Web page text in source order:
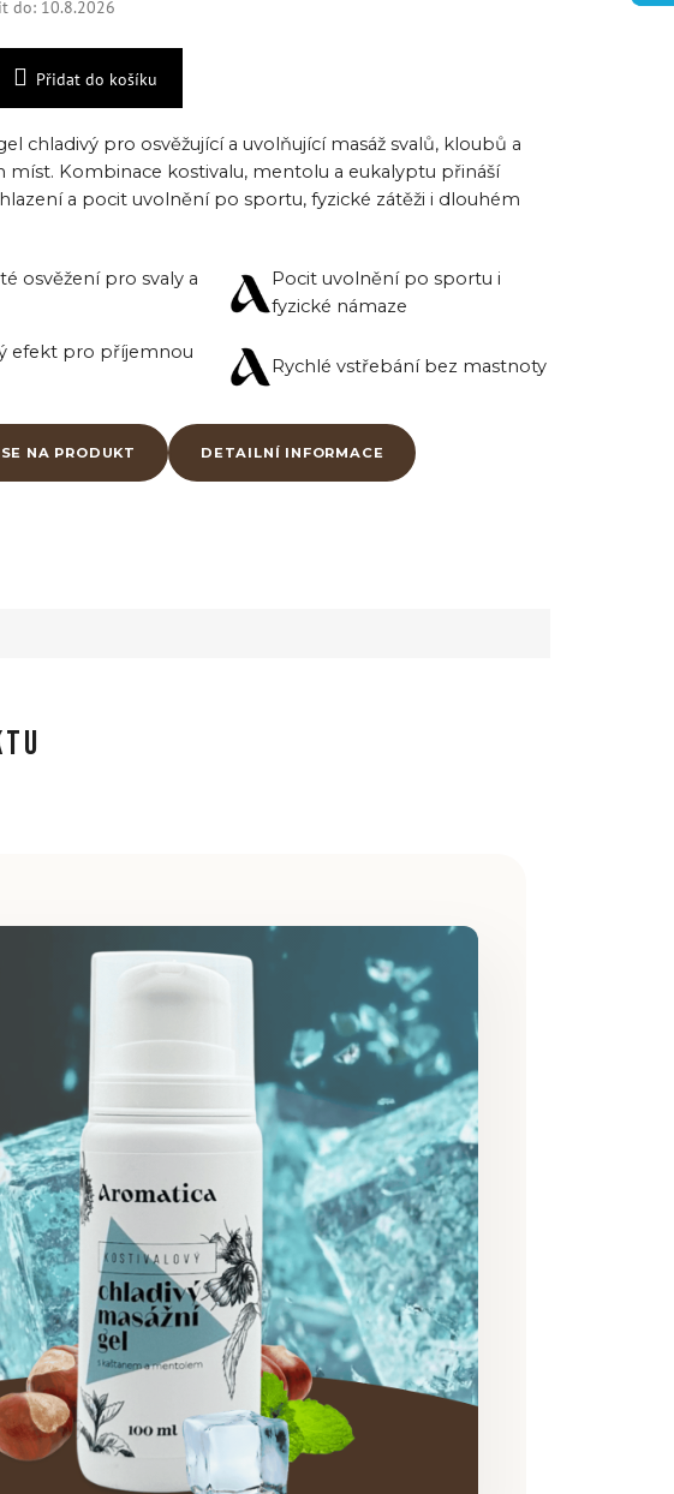
do: 10.8.2026
Přidat do košíku
chladivý pro osvěžující a uvolňující masáž svalů, kloubů a
míst. Kombinace kostivalu, mentolu a eukalyptu přináší
a pocit uvolnění po sportu, fyzické zátěži i dlouhém
osvěžení pro svaly a
Pocit uvolnění po sportu i
fyzické námaze
efekt pro příjemnou
Rychlé vstřebání bez mastnoty
NA PRODUKT DETAILNÍ INFORMACE